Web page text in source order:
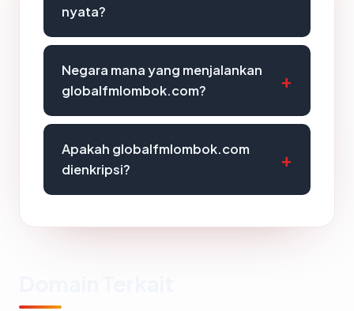
nyata?
Negara mana yang menjalankan
globalfmlombok.com?
Apakah globalfmlombok.com
dienkripsi?